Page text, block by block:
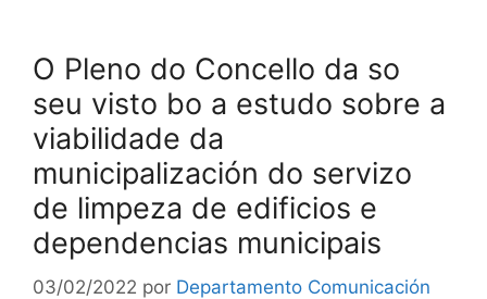
O Pleno do Concello da so
seu visto bo a estudo sobre a
viabilidade da
municipalización do servizo
de limpeza de edificios e
dependencias municipais
03/02/2022 por Departamento Comunicación